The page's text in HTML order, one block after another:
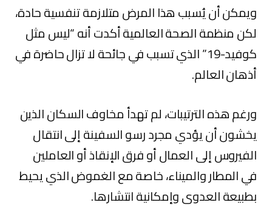
ويمكن أن يُسبب هذا المرض متلازمة تنفسية حادة،
لكن منظمة الصحة العالمية أكدت أنه “ليس مثل
كوفيد-19” الذي تسبب في جائحة لا تزال حاضرة في
أذهان العالم.
ورغم هذه الترتيبات، لم تهدأ مخاوف السكان الذين
يخشون أن يؤدي مجرد رسو السفينة إلى انتقال
الفيروس إلى العمال أو فرق الإنقاذ أو العاملين
في المطار والميناء، خاصة مع الغموض الذي يحيط
بطبيعة العدوى وإمكانية انتشارها.